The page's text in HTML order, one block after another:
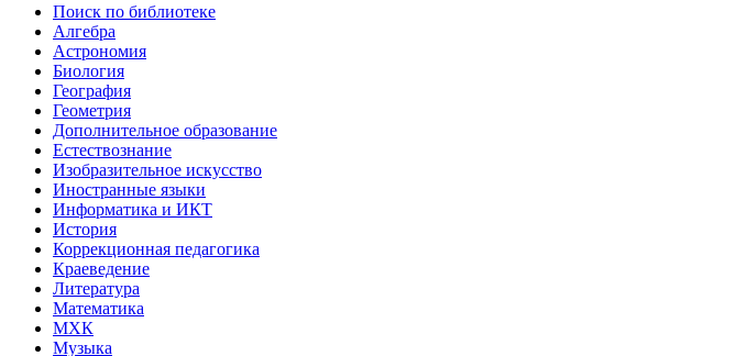
Поиск по библиотеке
Алгебра
Астрономия
Биология
География
Геометрия
Дополнительное образование
Естествознание
Изобразительное искусство
Иностранные языки
Информатика и ИКТ
История
Коррекционная педагогика
Краеведение
Литература
Математика
МХК
Музыка